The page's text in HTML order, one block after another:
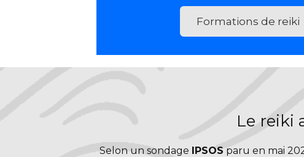
Formations de reiki
Le reiki
Selon un sondage IPSOS paru en mai